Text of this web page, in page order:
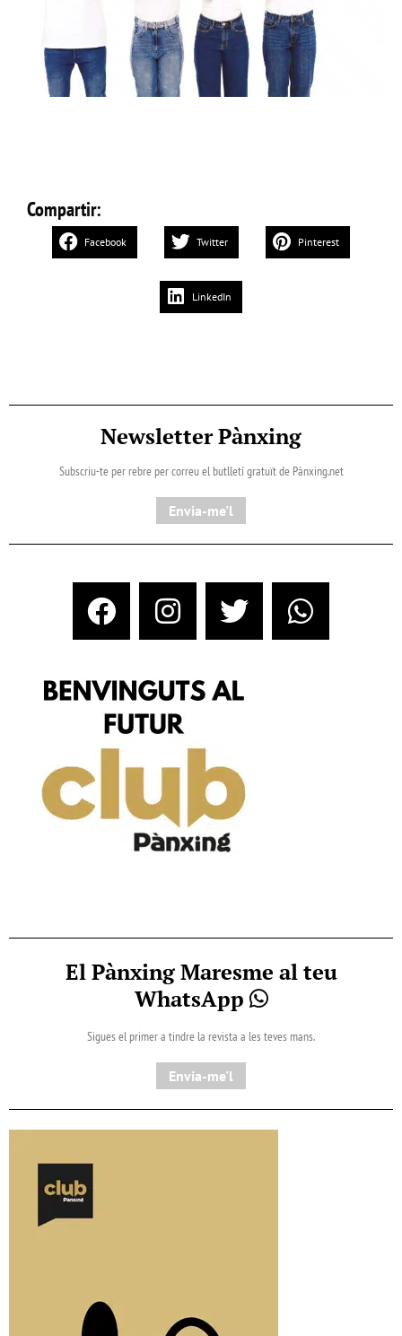
Compartir:
Facebook Twitter Pinterest
LinkedIn
Newsletter Pànxing
Subscriu-te per rebre per correu el butlletí gratuït de Pànxing.net​
Envia-me'l
El Pànxing Maresme al teu
WhatsApp
Sigues el primer a tindre la revista a les teves mans.
Envia-me'l